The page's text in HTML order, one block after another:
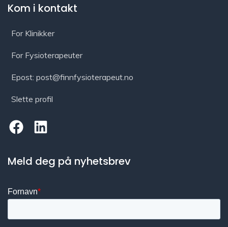
Kom i kontakt
For Klinikker
For Fysioterapeuter
Epost: post@finnfysioterapeut.no
Slette profil
Meld deg på nyhetsbrev